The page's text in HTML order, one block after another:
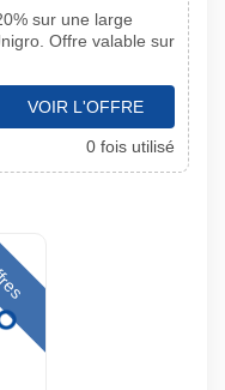
sur une large
Offre valable sur
VOIR L'OFFRE
0 fois utilisé